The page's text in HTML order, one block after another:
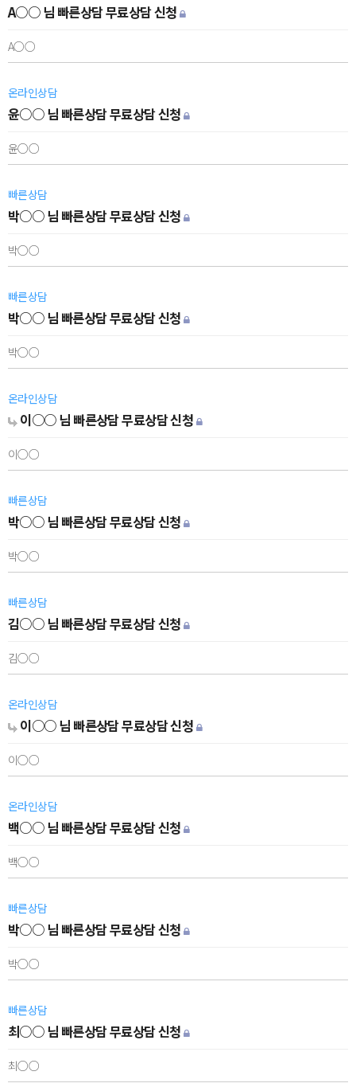
A○○ 님 빠른상담 무료상담 신청
A○○
온라인상담
윤○○ 님 빠른상담 무료상담 신청
윤○○
빠른상담
박○○ 님 빠른상담 무료상담 신청
박○○
빠른상담
박○○ 님 빠른상담 무료상담 신청
박○○
온라인상담
이○○ 님 빠른상담 무료상담 신청
이○○
빠른상담
박○○ 님 빠른상담 무료상담 신청
박○○
빠른상담
김○○ 님 빠른상담 무료상담 신청
김○○
온라인상담
이○○ 님 빠른상담 무료상담 신청
이○○
온라인상담
백○○ 님 빠른상담 무료상담 신청
백○○
빠른상담
박○○ 님 빠른상담 무료상담 신청
박○○
빠른상담
최○○ 님 빠른상담 무료상담 신청
최○○